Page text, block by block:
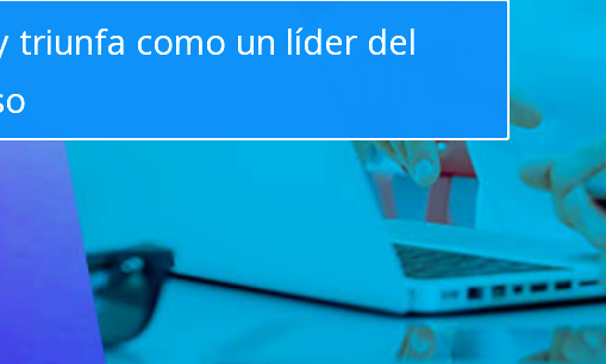
triunfa como un líder del